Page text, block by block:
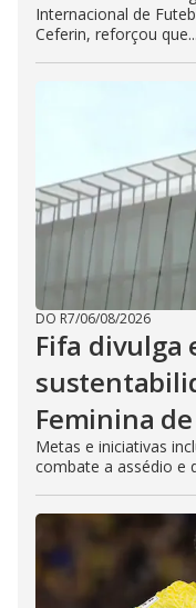
Internacional de
Ceferin, reforçou que...
DO R7/06/08/2026
Fifa divulga
Feminina
Metas e iniciativas
combate a assédio e